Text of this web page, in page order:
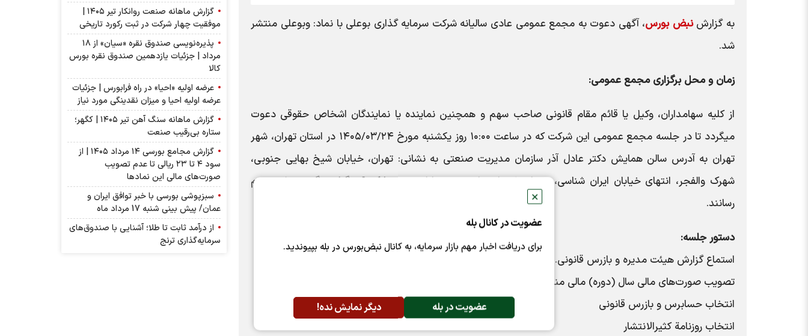
✕
عضویت در کانال بله
برای دریافت اخبار مهم بازار سرمایه، به کانال نبض‌بورس در بله بپیوندید.
عضویت در بله دیگر نمایش نده!
به گزارشنبض بورس، آگهی دعوت به مجمع عمومی عادی سالیانه شرکت سرمايه گذاري بوعلي با نماد: وبوعلي منتشر
شد.
زمان و محل برگزاری مجمع عمومی:
از کلیه سهامداران، وکیل یا قائم مقام قانونی صاحب سهم و همچنین نماینده یا نمایندگان اشخاص حقوقی دعوت
میگردد تا در جلسه مجمع عمومی این شرکت که در ساعت ۱۰:۰۰ روز یکشنبه مورخ ۱۴۰۵/۰۳/۲۴ در استان تهران، شهر
تهران به آدرس سالن همایش دکتر عادل آذر سازمان مدیریت صنعتی به نشانی: تهران، خیابان شیخ بهایی جنوبی،
شهرک والفجر، انتهای خیابان ایران شناسی، میدان شهدای دانشجو، خیابان نهم، پلاک ۶ برگزار میگردد حضور بهم
رسانند.
دستور جلسه:
استماع گزارش هیئت مدیره و بازرس قانونی.
تصویب صورت‌های مالی سال (دوره) مالی منتهی به ۱۴۰۴/۱۱/۳۰
انتخاب حسابرس و بازرس قانونی
انتخاب روزنامة کثیر‌الانتشار
گزارش ماهانه صنعت روانکار تیر ۱۴۰۵ |
موفقیت چهار شرکت در ثبت رکورد تاریخی
پذیره‌نویسی صندوق نقره «سیان» از ۱۸
مرداد | جزئیات یازدهمین صندوق نقره بورس
کالا
عرضه اولیه «احیا» در راه فرابورس | جزئیات
عرضه اولیه احیا و میزان نقدینگی مورد نیاز
گزارش ماهانه سنگ آهن تیر ۱۴۰۵ | کگهر؛
ستاره بی‌رقیب صنعت
گزارش مجامع بورسی ۱۴ مرداد ۱۴۰۵ | از
سود ۴ تا ۲۳ ریالی تا عدم تصویب
صورت‌های مالی این نماد‌ها
سبزپوشی بورسی با خبر توافق ایران و
عمان/ پیش بینی شنبه 17 مرداد ماه
از درآمد ثابت تا طلا؛ آشنایی با صندوق‌های
سرمایه‌گذاری ترنج